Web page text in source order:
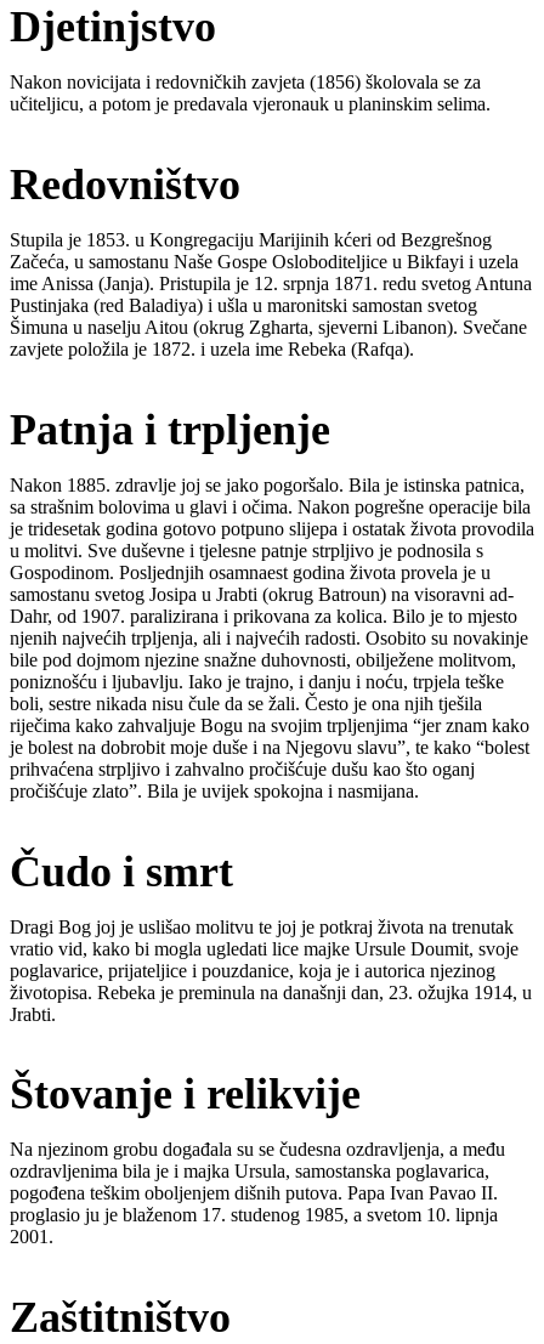
Djetinjstvo
Nakon novicijata i redovničkih zavjeta (1856) školovala se za
učiteljicu, a potom je predavala vjeronauk u planinskim selima.
Redovništvo
Stupila je 1853. u Kongregaciju Marijinih kćeri od Bezgrešnog
Začeća, u samostanu Naše Gospe Osloboditeljice u Bikfayi i uzela
ime Anissa (Janja). Pristupila je 12. srpnja 1871. redu svetog Antuna
Pustinjaka (red Baladiya) i ušla u maronitski samostan svetog
Šimuna u naselju Aitou (okrug Zgharta, sjeverni Libanon). Svečane
zavjete položila je 1872. i uzela ime Rebeka (Rafqa).
Patnja i trpljenje
Nakon 1885. zdravlje joj se jako pogoršalo. Bila je istinska patnica,
sa strašnim bolovima u glavi i očima. Nakon pogrešne operacije bila
je tridesetak godina gotovo potpuno slijepa i ostatak života provodila
u molitvi. Sve duševne i tjelesne patnje strpljivo je podnosila s
Gospodinom. Posljednjih osamnaest godina života provela je u
samostanu svetog Josipa u Jrabti (okrug Batroun) na visoravni ad-
Dahr, od 1907. paralizirana i prikovana za kolica. Bilo je to mjesto
njenih najvećih trpljenja, ali i najvećih radosti. Osobito su novakinje
bile pod dojmom njezine snažne duhovnosti, obilježene molitvom,
poniznošću i ljubavlju. Iako je trajno, i danju i noću, trpjela teške
boli, sestre nikada nisu čule da se žali. Često je ona njih tješila
riječima kako zahvaljuje Bogu na svojim trpljenjima “jer znam kako
je bolest na dobrobit moje duše i na Njegovu slavu”, te kako “bolest
prihvaćena strpljivo i zahvalno pročišćuje dušu kao što oganj
pročišćuje zlato”. Bila je uvijek spokojna i nasmijana.
Čudo i smrt
Dragi Bog joj je uslišao molitvu te joj je potkraj života na trenutak
vratio vid, kako bi mogla ugledati lice majke Ursule Doumit, svoje
poglavarice, prijateljice i pouzdanice, koja je i autorica njezinog
životopisa. Rebeka je preminula na današnji dan, 23. ožujka 1914, u
Jrabti.
Štovanje i relikvije
Na njezinom grobu događala su se čudesna ozdravljenja, a među
ozdravljenima bila je i majka Ursula, samostanska poglavarica,
pogođena teškim oboljenjem dišnih putova. Papa Ivan Pavao II.
proglasio ju je blaženom 17. studenog 1985, a svetom 10. lipnja
2001.
Zaštitništvo